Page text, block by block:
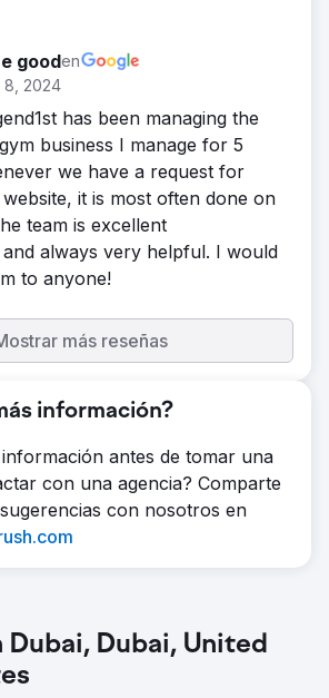
gooden
8, 2024
has been managing the
business I manage for 5
we have a request for
it is most often done on
team is excellent
always very helpful. I would
to anyone!
más reseñas
información?
información antes de tomar una
con una agencia? Comparte
con nosotros en
Dubai, Dubai, United